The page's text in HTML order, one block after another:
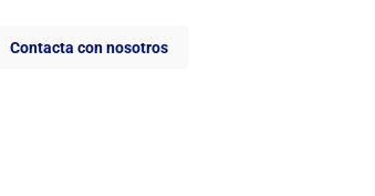
Contacta con nosotros